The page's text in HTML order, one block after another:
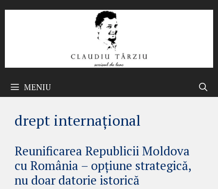
MENIU
drept internațional
Reunificarea Republicii Moldova
cu România – opțiune strategică,
nu doar datorie istorică